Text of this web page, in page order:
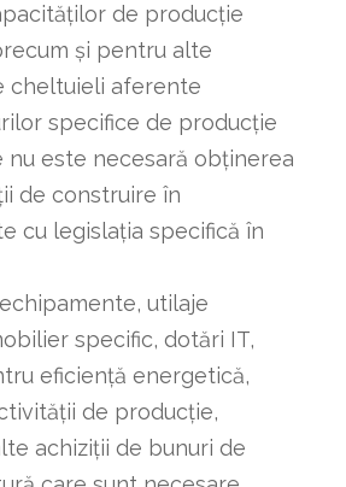
de producţie
şi pentru alte
cheltuieli aferente
specifice de producţie
nu este necesară obţinerea
de construire în
cu legislaţia specifică în
utilaje
specific, dotări IT,
eficienţă energetică,
de producţie,
achiziţii de bunuri de